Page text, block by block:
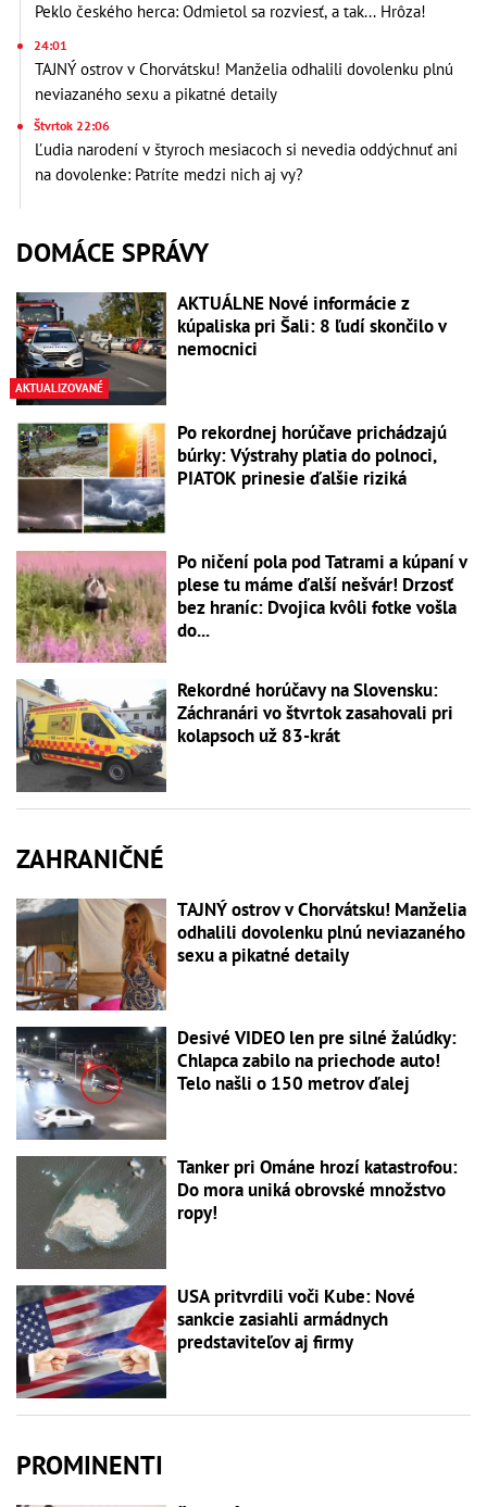
Peklo českého herca: Odmietol sa rozviesť, a tak... Hrôza!
24:01
TAJNÝ ostrov v Chorvátsku! Manželia odhalili dovolenku plnú
neviazaného sexu a pikatné detaily
Štvrtok 22:06
Ľudia narodení v štyroch mesiacoch si nevedia oddýchnuť ani
na dovolenke: Patríte medzi nich aj vy?
DOMÁCE SPRÁVY
AKTUALIZOVANÉ
AKTUÁLNE Nové informácie z
kúpaliska pri Šali: 8 ľudí skončilo v
nemocnici
Po rekordnej horúčave prichádzajú
búrky: Výstrahy platia do polnoci,
PIATOK prinesie ďalšie riziká
Po ničení pola pod Tatrami a kúpaní v
plese tu máme ďalší nešvár! Drzosť
bez hraníc: Dvojica kvôli fotke vošla
do...
Rekordné horúčavy na Slovensku:
Záchranári vo štvrtok zasahovali pri
kolapsoch už 83-krát
ZAHRANIČNÉ
TAJNÝ ostrov v Chorvátsku! Manželia
odhalili dovolenku plnú neviazaného
sexu a pikatné detaily
Desivé VIDEO len pre silné žalúdky:
Chlapca zabilo na priechode auto!
Telo našli o 150 metrov ďalej
Tanker pri Ománe hrozí katastrofou:
Do mora uniká obrovské množstvo
ropy!
USA pritvrdili voči Kube: Nové
sankcie zasiahli armádnych
predstaviteľov aj firmy
PROMINENTI